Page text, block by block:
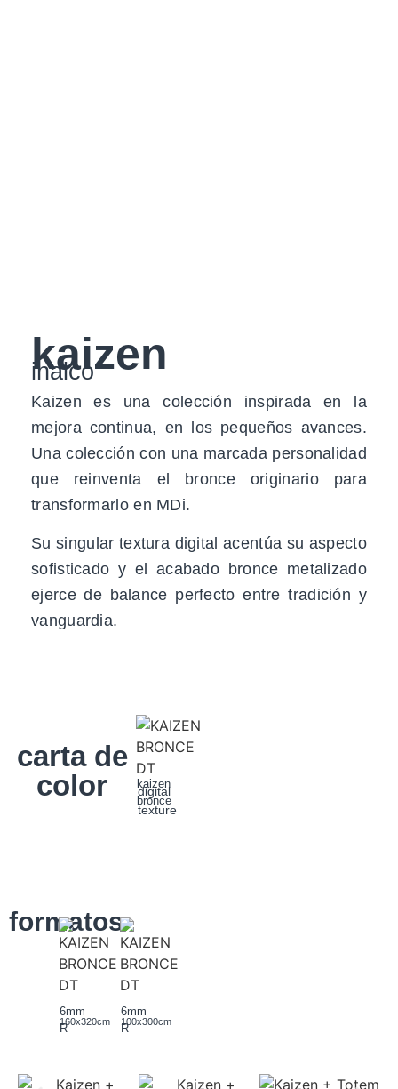
kaizen
inalco
Kaizen es una colección inspirada en la
mejora continua, en los pequeños avances.
Una colección con una marcada personalidad
que reinventa el bronce originario para
transformarlo en MDi.
Su singular textura digital acentúa su aspecto
sofisticado y el acabado bronce metalizado
ejerce de balance perfecto entre tradición y
vanguardia.
carta de
color
kaizen
bronce
digital
texture
formatos
6mm
R
160x320cm
6mm
R
100x300cm